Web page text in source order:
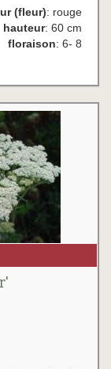
(fleur): rouge
hauteur: 60 cm
floraison: 6- 8